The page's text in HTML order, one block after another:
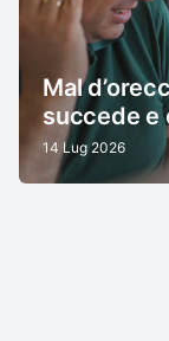
Mal
succede e
14 Lug 2026